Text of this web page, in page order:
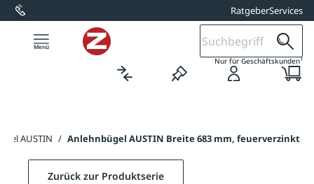
springen RatgeberServices
Nur für Geschäftskunden1
AUSTIN / Anlehnbügel AUSTIN Breite 683 mm, feuerverzinkt
Zurück zur Produktserie